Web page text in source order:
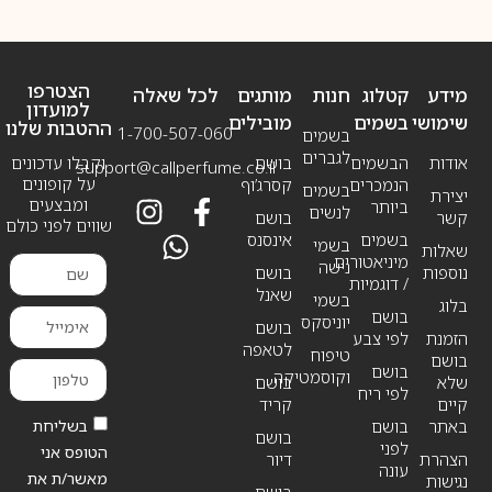
מידע
שימושי
אודות
יצירת
קשר
שאלות
נוספות
בלוג
הזמנת
בושם
שלא
קיים
באתר
הצהרת
נגישות
חנות
בשמים
לגברים
בשמים
לנשים
בשמי
נישה
בשמי
יוניסקס
טיפוח
וקוסמטיקה
קטלוג
בשמים
הבשמים
הנמכרים
ביותר
בשמים
מיניאטורים
/ דוגמיות
בושם
לפי צבע
בושם
לפי ריח
בושם
לפני
עונה
מותגים
מובילים
בושם
קסרג’וף
בושם
אינסנס
בושם
שאנל
בושם
לטאפה
בושם
קריד
בושם
דיור
לכל שאלה
1-700-507-060
support@callperfume.co.il
הצטרפו
למועדון
ההטבות שלנו
וקבלו עדכונים
על קופונים
ומבצעים
שווים לפני כולם
בשליחת
הטופס אני
מאשר/ת את